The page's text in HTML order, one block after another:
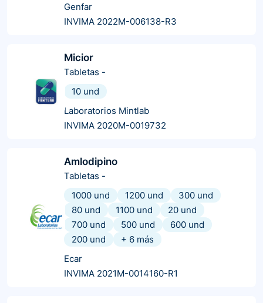
Genfar
INVIMA 2022M-006138-R3
Micior
Tabletas -
10 und
Laboratorios Mintlab
INVIMA 2020M-0019732
Amlodipino
Tabletas -
1000 und
1200 und
300 und
80 und
1100 und
20 und
700 und
500 und
600 und
200 und
+ 6 más
Ecar
INVIMA 2021M-0014160-R1